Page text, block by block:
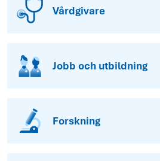
Vårdgivare
Jobb och utbildning
Forskning